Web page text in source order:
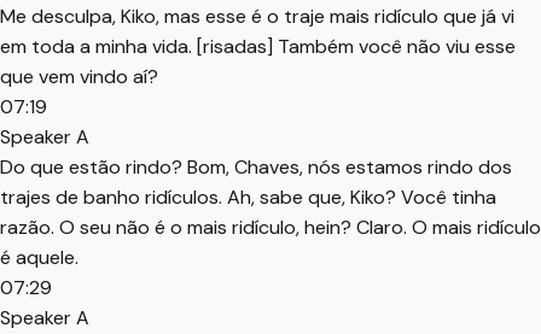
Me desculpa, Kiko, mas esse é o traje mais ridículo que já vi
em toda a minha vida. [risadas] Também você não viu esse
que vem vindo aí?
07:19
Speaker A
Do que estão rindo? Bom, Chaves, nós estamos rindo dos
trajes de banho ridículos. Ah, sabe que, Kiko? Você tinha
razão. O seu não é o mais ridículo, hein? Claro. O mais ridículo
é aquele.
07:29
Speaker A